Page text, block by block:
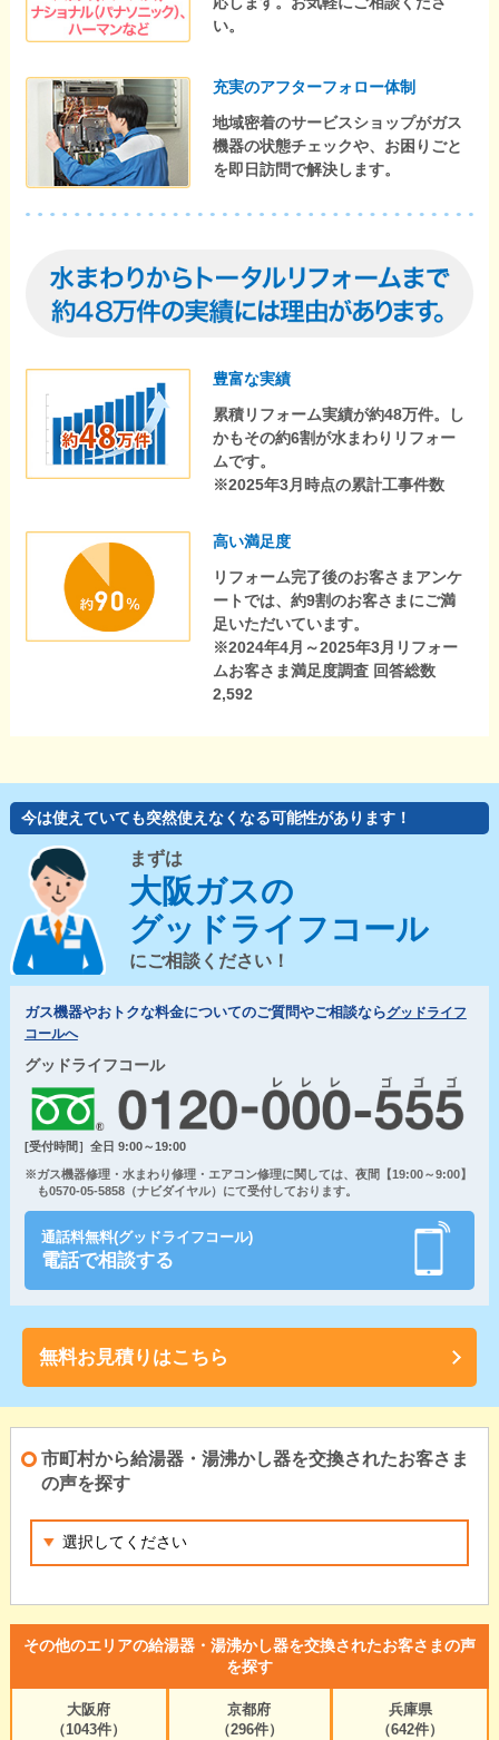
い。
充実のアフターフォロー体制
地域密着のサービスショップがガス
機器の状態チェックや、お困りごと
を即日訪問で解決します。
豊富な実績
累積リフォーム実績が約48万件。し
かもその約6割が水まわりリフォー
ムです。
※2025年3月時点の累計工事件数
高い満足度
リフォーム完了後のお客さまアンケ
ートでは、約9割のお客さまにご満
足いただいています。
※2024年4月～2025年3月リフォー
ムお客さま満足度調査 回答総数
2,592
今は使えていても突然使えなくなる可能性があります！
まずは
大阪ガスの
グッドライフコール
にご相談ください！
ガス機器やおトクな料金についてのご質問やご相談ならグッドライフ
コールへ
グッドライフコール
[受付時間］全日 9:00～19:00
※ガス機器修理・水まわり修理・エアコン修理に関しては、夜間【19:00～9:00】
も0570-05-5858（ナビダイヤル）にて受付しております。
通話料無料(グッドライフコール)
電話で相談する
無料お見積りはこちら
市町村から給湯器・湯沸かし器を交換されたお客さま
の声を探す
その他のエリアの給湯器・湯沸かし器を交換されたお客さまの声
を探す
大阪府
（1043件）
京都府
（296件）
兵庫県
（642件）